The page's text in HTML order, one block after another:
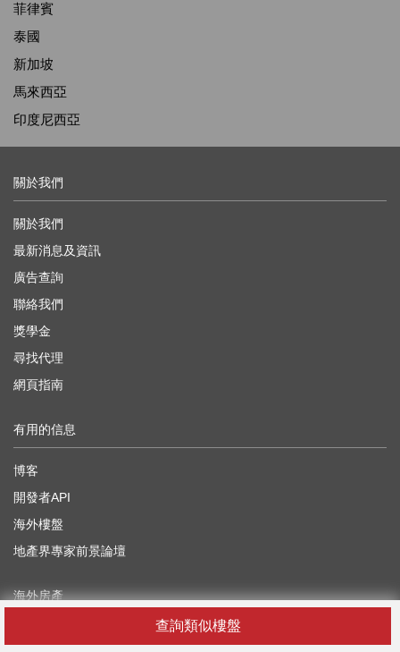
查詢類似樓盤
菲律賓
泰國
新加坡
馬來西亞
印度尼西亞
關於我們
關於我們
最新消息及資訊
廣告查詢
聯絡我們
獎學金
尋找代理
網頁指南
有用的信息
博客
開發者API
海外樓盤
地產界專家前景論壇
海外房產